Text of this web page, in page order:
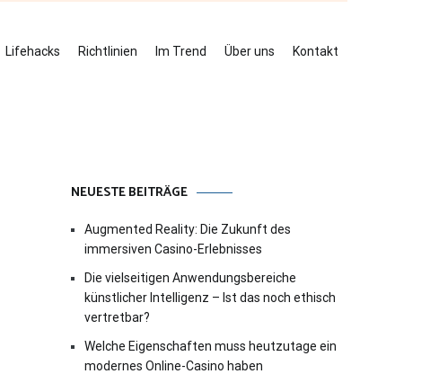
Lifehacks Richtlinien Im Trend Über uns Kontakt
NEUESTE BEITRÄGE
Augmented Reality: Die Zukunft des
immersiven Casino-Erlebnisses
Die vielseitigen Anwendungsbereiche
künstlicher Intelligenz – Ist das noch ethisch
vertretbar?
Welche Eigenschaften muss heutzutage ein
modernes Online-Casino haben